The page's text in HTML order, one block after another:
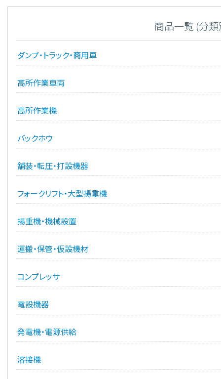
商品一覧 (分
ダンプ・トラック・商用車
高所作業車両
高所作業機
バックホウ
舗装・転圧・打設機器
フォークリフト・大型揚重機
揚重機・機械設置
運搬・保管・仮設機材
コンプレッサ
電設機器
発電機・電源供給
溶接機